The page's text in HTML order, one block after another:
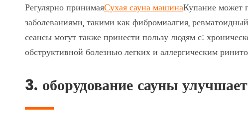
Регулярно принимаяСухая сауна машинаКупание может
заболеваниями, такими как фибромиалгия,
сеансы могут также принести пользу людям с:
обструктивной болезнью легких и аллергическим
3. оборудование сауны